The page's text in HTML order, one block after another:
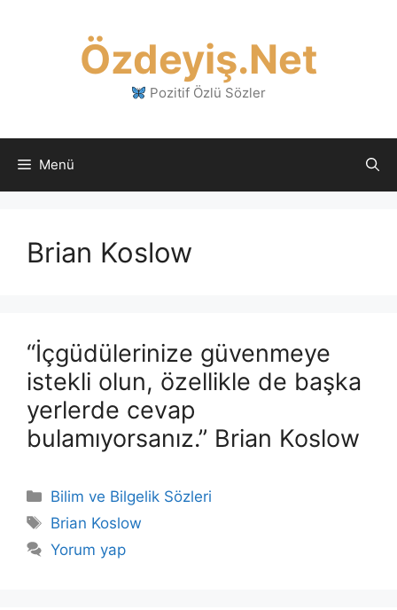
Özdeyiş.Net
Pozitif Özlü Sözler
Menü
Brian Koslow
“İçgüdülerinize güvenmeye
istekli olun, özellikle de başka
yerlerde cevap
bulamıyorsanız.” Brian Koslow
Kategoriler
Bilim ve Bilgelik Sözleri
Etiketler
Brian Koslow
Yorum yap